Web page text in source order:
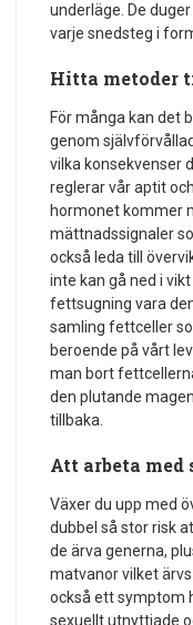
underläge. De
varje snedsteg i
Hitta
För många kan det
genom
vilka konsekvenser
reglerar vår aptit
hormonet kommer
mättnadssignaler
också leda till
inte kan gå ned i
fettsugning vara
samling fettceller
beroende på vårt
man bort
den plutande
tillbaka.
Att arbeta med
Växer du upp med
dubbel så stor risk
de ärva generna,
matvanor vilket
också ett symptom
sexuellt utnyttjade